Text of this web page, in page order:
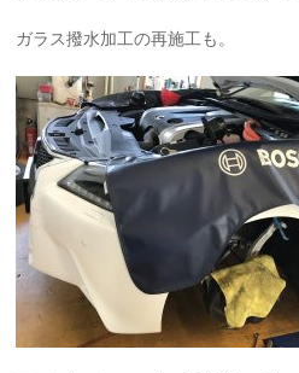
ガラス撥水加工の再施工も。